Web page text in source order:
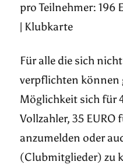
pro Teilnehmer: 196
| Klubkarte
Für alle die sich
verpflichten können
Möglichkeit sich für
Vollzahler, 35
anzumelden oder
(Clubmitglieder) zu